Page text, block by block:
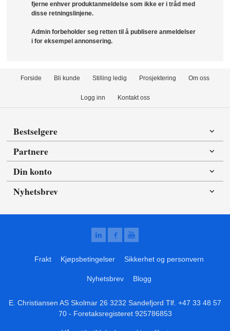
fjerne enhver produktanmeldelse som ikke er i tråd med
disse retningslinjene.
Admin forbeholder seg retten til å publisere anmeldelser
i for eksempel annonsering.
Forside Bli kunde Stilling ledig Prosjektering Om oss
Logg inn Kontakt oss
Bestselgere
Partnere
Din konto
Nyhetsbrev
Frakt Kjøpsbetingelser Sikkerhet og personvern
Nyhetsbrev Blogg
E. Christiansen AS Skolmar 26 3232 Sandefjord Tlf. +47 33 48 57
70- Foretaksregisteret 925786853